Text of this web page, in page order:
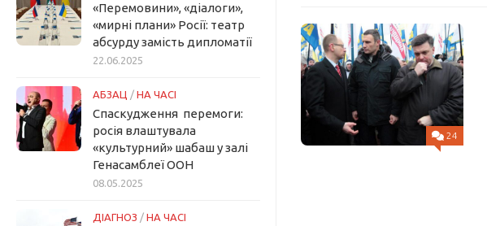
24
«Перемовини», «діалоги»,
«мирні плани» Росії: театр
абсурду замість дипломатії
22.06.2025
АБЗАЦ / НА ЧАСІ
Спаскудження перемоги:
росія влаштувала
«культурний» шабаш у залі
Генасамблеї ООН
08.05.2025
ДІАГНОЗ / НА ЧАСІ